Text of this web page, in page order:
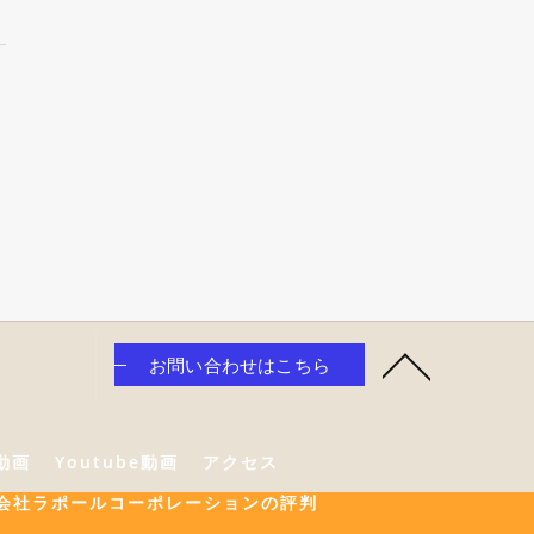
お問い合わせはこちら
画 Youtube動画
アクセス
社ラポールコーポレーションの評判